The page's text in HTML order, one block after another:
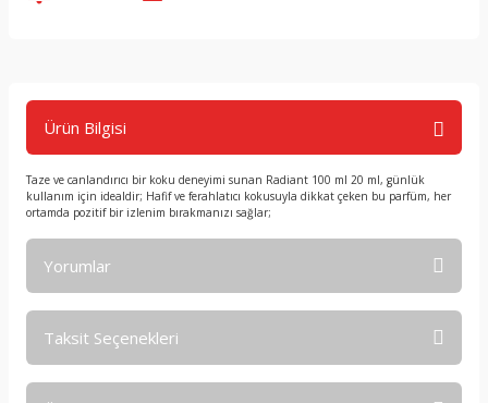
Ürün Bilgisi
Taze ve canlandırıcı bir koku deneyimi sunan Radiant 100 ml 20 ml, günlük
kullanım için idealdir; Hafif ve ferahlatıcı kokusuyla dikkat çeken bu parfüm, her
ortamda pozitif bir izlenim bırakmanızı sağlar;
Yorumlar
Taksit Seçenekleri